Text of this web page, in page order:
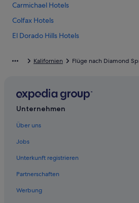
Carmichael Hotels
Colfax Hotels
El Dorado Hills Hotels
Fair Oaks Hotels
Georgetown Hotels
Kyburz Hotels
Lake of the Pines: Hotels
Loomis Hotels
Hotels nahe Marshall Gold Discovery
Martell Hotels
Newcastle Hotels
Kalifornien Flüge nach Diamond
Unternehmen
Über uns
Jobs
Unterkunft registrieren
Partnerschaften
Werbung